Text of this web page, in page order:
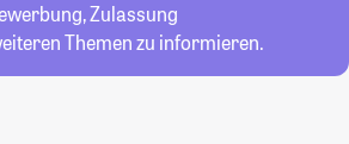
Zulassung
Themen zu informieren.